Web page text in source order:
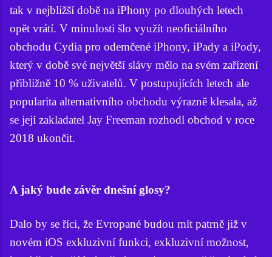
tak v nejbližší době na iPhony po dlouhých letech
opět vrátí. V minulosti šlo využít neoficiálního
obchodu Cydia pro odemčené iPhony, iPady a iPody,
který v době své největší slávy mělo na svém zařízení
přibližně 10 % uživatelů. V postupujících letech ale
popularita alternativního obchodu výrazně klesala, až
se její zakladatel Jay Freeman rozhodl obchod v roce
2018 ukončit.
A jaký bude závěr dnešní glosy?
Dalo by se říci, že Evropané budou mít patrně již v
novém iOS exkluzivní funkci, exkluzivní možnost,